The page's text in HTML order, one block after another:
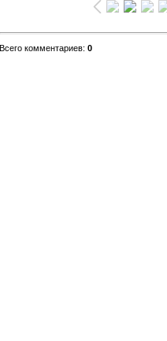
Всего комментариев: 0